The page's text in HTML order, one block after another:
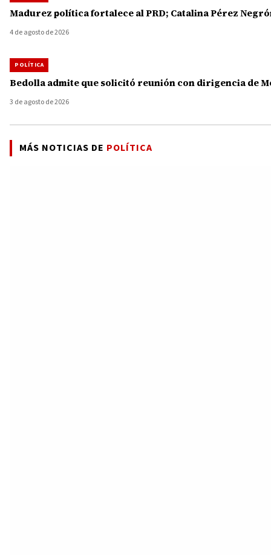
Madurez política fortalece al PRD; Catalina Pérez
4 de agosto de 2026
POLÍTICA
Bedolla admite que solicitó reunión con dirigencia de
3 de agosto de 2026
MÁS NOTICIAS DE POLÍTICA